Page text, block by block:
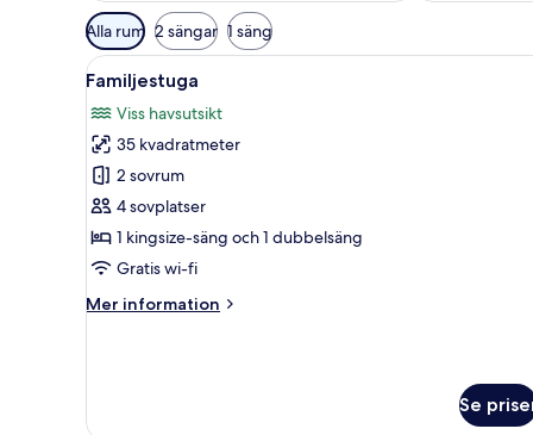
Tillgängliga
filter
för
Alla rum 2 sängar 1 säng
Öppna
alla
foton
för
Familjestuga
En tvåvåningsbyggnad med
13
Familjestuga
Viss havsutsikt
35 kvadratmeter
2 sovrum
4 sovplatser
1 kingsize-säng och 1 dubbelsäng
Gratis wi-fi
Mer information
Mer
Se